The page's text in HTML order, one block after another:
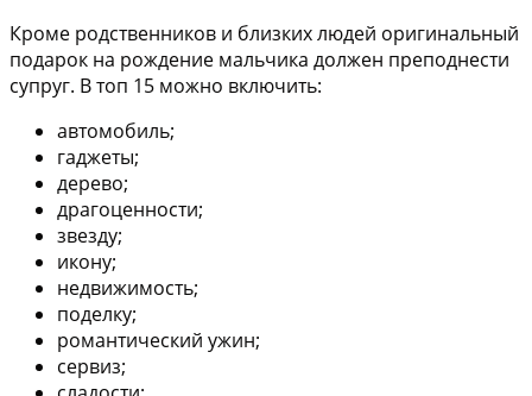
Кроме родственников и близких людей оригинальный
подарок на рождение мальчика должен преподнести
супруг. В топ 15 можно включить:
автомобиль;
гаджеты;
дерево;
драгоценности;
звезду;
икону;
недвижимость;
поделку;
романтический ужин;
сервиз;